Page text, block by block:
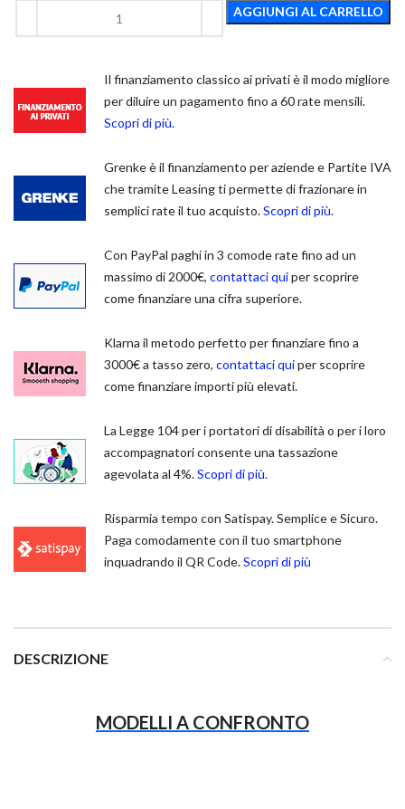
AGGIUNGI AL CARRELLO
Il finanziamento classico ai privati è il modo migliore
per diluire un pagamento fino a 60 rate mensili.
Scopri di più.
Grenke è il finanziamento per aziende e Partite IVA
che tramite Leasing ti permette di frazionare in
semplici rate il tuo acquisto.Scopri di più.
Con PayPal paghi in 3 comode rate fino ad un
massimo di 2000€, contattaci quiper scoprire
come finanziare una cifra superiore.
Klarna il metodo perfetto per finanziare fino a
3000€ a tasso zero, contattaci quiper scoprire
come finanziare importi più elevati.
La Legge 104 per i portatori di disabilità o per i loro
accompagnatori consente una tassazione
agevolata al 4%.Scopri di più.
Risparmia tempo con Satispay. Semplice e Sicuro.
Paga comodamente con il tuo smartphone
inquadrando il QR Code.Scopri di più
DESCRIZIONE
MODELLI A CONFRONTO